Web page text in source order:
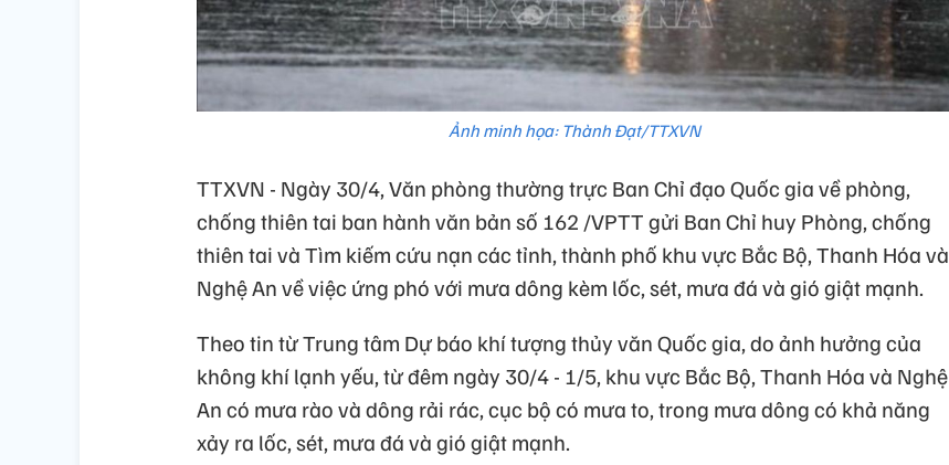
Ảnh minh họa: Thành Đạt/TTXVN
TTXVN - Ngày 30/4, Văn phòng thường trực Ban Chỉ đạo Quốc gia về phòng,
chống thiên tai ban hành văn bản số 162 /VPTT gửi Ban Chỉ huy Phòng, chống
thiên tai và Tìm kiếm cứu nạn các tỉnh, thành phố khu vực Bắc Bộ, Thanh Hóa và
Nghệ An về việc ứng phó với mưa dông kèm lốc, sét, mưa đá và gió giật mạnh.
Theo tin từ Trung tâm Dự báo khí tượng thủy văn Quốc gia, do ảnh hưởng của
không khí lạnh yếu, từ đêm ngày 30/4 - 1/5, khu vực Bắc Bộ, Thanh Hóa và Nghệ
An có mưa rào và dông rải rác, cục bộ có mưa to, trong mưa dông có khả năng
xảy ra lốc, sét, mưa đá và gió giật mạnh.